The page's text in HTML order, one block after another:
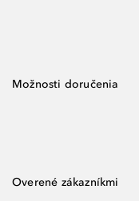
Možnosti doručenia
Overené zákazníkmi